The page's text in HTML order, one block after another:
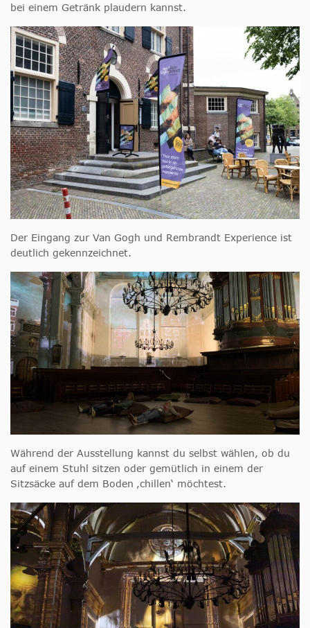
bei einem Getränk plaudern kannst.
Der Eingang zur Van Gogh und Rembrandt Experience ist
deutlich gekennzeichnet.
Während der Ausstellung kannst du selbst wählen, ob du
auf einem Stuhl sitzen oder gemütlich in einem der
Sitzsäcke auf dem Boden ‚chillen‘ möchtest.